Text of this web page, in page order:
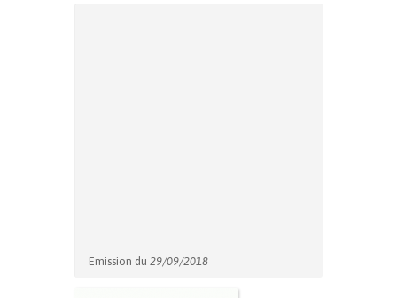
Emission du 29/09/2018